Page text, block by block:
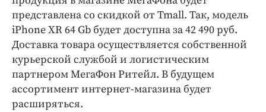
представлена со скидкой от Tmall. Так, модель
iPhone XR 64 Gb будет доступна за 42 490 руб.
Доставка товара осуществляется собственной
курьерской службой и логистическим
партнером МегаФон Ритейл. В будущем
ассортимент интернет-магазина будет
расширяться.